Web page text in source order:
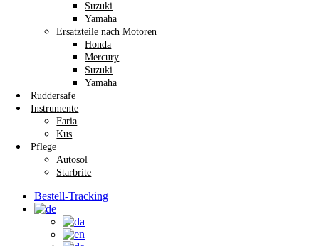
Suzuki
Yamaha
Ersatzteile nach Motoren
Honda
Mercury
Suzuki
Yamaha
Ruddersafe
Instrumente
Faria
Kus
Pflege
Autosol
Starbrite
Bestell-Tracking